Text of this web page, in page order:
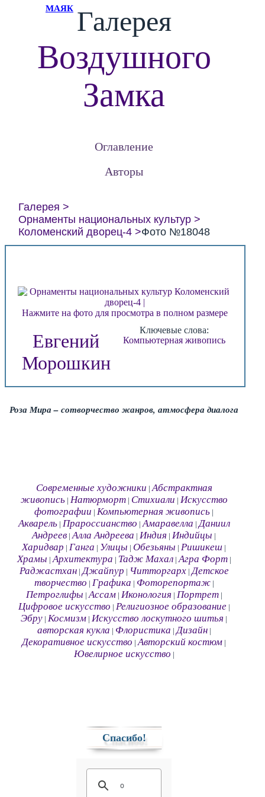
МАЯК Галерея
Воздушного
Замка
Оглавление
Авторы
Галерея
Орнаменты национальных культур
Коломенский дворец-4
Фото №18048
Нажмите на фото для просмотра в полном размере
Евгений
Морошкин
Ключевые слова:
Компьютерная живопись
Роза Мира – сотворчество жанров, атмосфера диалога
Современные художники |Абстрактная
живопись| Натюрморт| Стихиали Искусство
фотографии |Компьютерная живопись
Акварель| Прароссианство |Амаравелла |Даниил
Андреев |Алла Андреева |Индия |Индийцы
Харидвар |Ганга Улицы |Обезьяны |Ришикеш
Храмы |Архитектура Тадж Махал|Агра Форт|
Раджастхан|Джайпур Читторгарх|Детское
творчество Графика Фоторепортаж|
Петроглифы |Ассам| Иконология Портрет|
Цифровое искусство Религиозное образование|
Эбру |Космизм |Искусство лоскутного шитья
авторская кукла Флористика |Дизайн|
Декоративное искусство |Авторский костюм
Ювелирное искусство
Спасибо!